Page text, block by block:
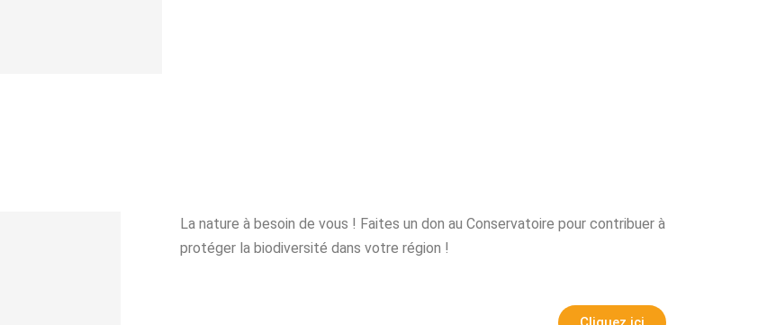
La nature à besoin de vous ! Faites un don au Conservatoire pour contribuer à
protéger la biodiversité dans votre région !